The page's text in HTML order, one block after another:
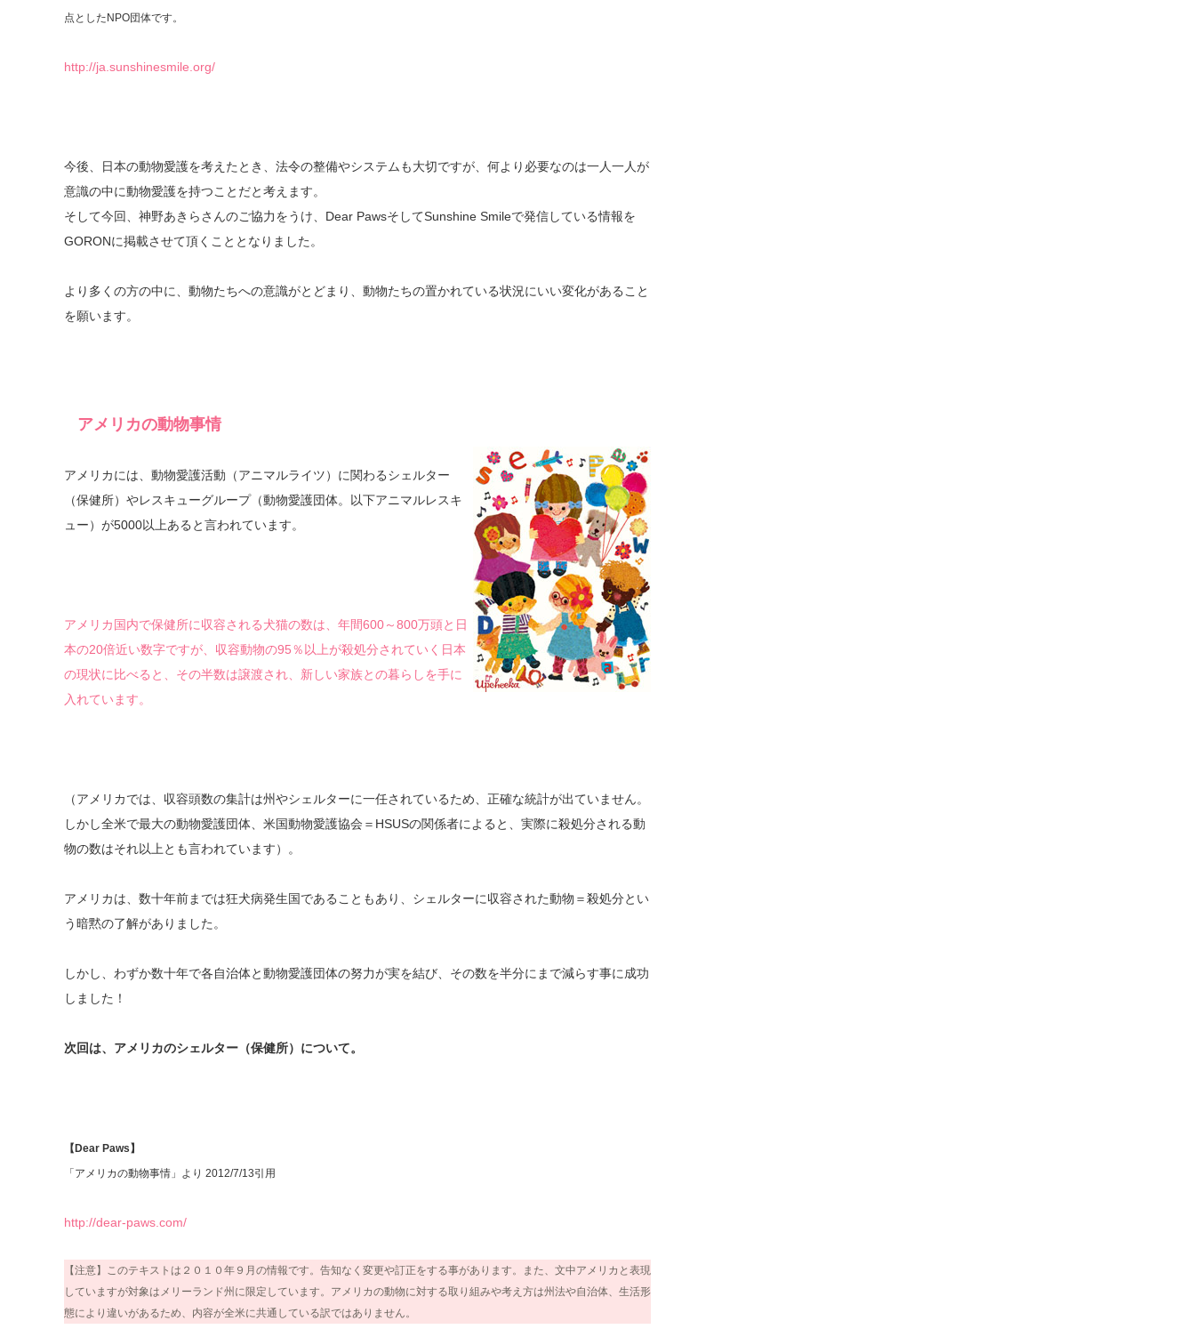
点としたNPO団体です。
http://ja.sunshinesmile.org/
今後、日本の動物愛護を考えたとき、法令の整備やシステムも大切ですが、何より必要なのは一人一人が
意識の中に動物愛護を持つことだと考えます。
そして今回、神野あきらさんのご協力をうけ、Dear PawsそしてSunshine Smileで発信している情報を
GORONに掲載させて頂くこととなりました。
より多くの方の中に、動物たちへの意識がとどまり、動物たちの置かれている状況にいい変化があること
を願います。
アメリカの動物事情
アメリカには、動物愛護活動（アニマルライツ）に関わるシェルター
（保健所）やレスキューグループ（動物愛護団体。以下アニマルレスキ
ュー）が5000以上あると言われています。
アメリカ国内で保健所に収容される犬猫の数は、年間600～800万頭と日
本の20倍近い数字ですが、収容動物の95％以上が殺処分されていく日本
の現状に比べると、その半数は譲渡され、新しい家族との暮らしを手に
入れています。
（アメリカでは、収容頭数の集計は州やシェルターに一任されているため、正確な統計が出ていません。
しかし全米で最大の動物愛護団体、米国動物愛護協会＝HSUSの関係者によると、実際に殺処分される動
物の数はそれ以上とも言われています）。
アメリカは、数十年前までは狂犬病発生国であることもあり、シェルターに収容された動物＝殺処分とい
う暗黙の了解がありました。
しかし、わずか数十年で各自治体と動物愛護団体の努力が実を結び、その数を半分にまで減らす事に成功
しました！
次回は、アメリカのシェルター（保健所）について。
【Dear Paws】
「アメリカの動物事情」より 2012/7/13引用
http://dear-paws.com/
【注意】このテキストは２０１０年９月の情報です。告知なく変更や訂正をする事があります。また、文中アメリカと表現
していますが対象はメリーランド州に限定しています。アメリカの動物に対する取り組みや考え方は州法や自治体、生活形
態により違いがあるため、内容が全米に共通している訳ではありません。